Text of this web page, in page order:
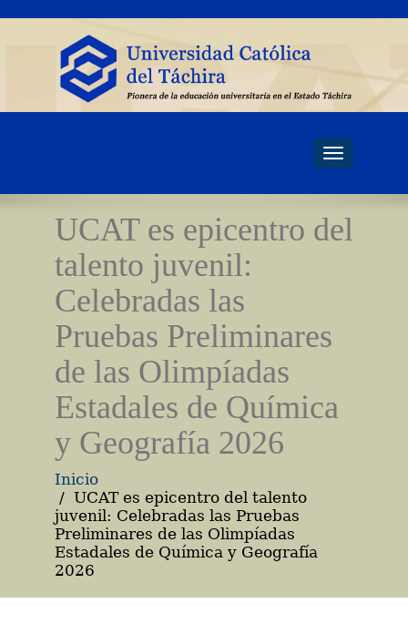
Toggle
UCAT es epicentro del
talento juvenil:
Celebradas las
Pruebas Preliminares
de las Olimpíadas
Estadales de Química
y Geografía 2026
Inicio
UCAT es epicentro del talento
juvenil: Celebradas las Pruebas
Preliminares de las Olimpíadas
Estadales de Química y Geografía
2026